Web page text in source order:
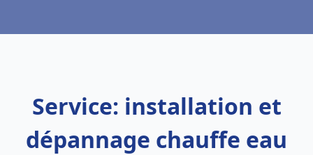
Service: installation et
dépannage chauffe eau